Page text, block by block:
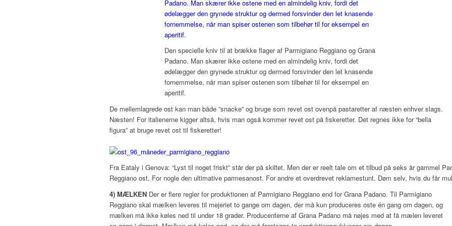
Den specielle kniv til at brække flager af Parmigiano Reggiano og Grana
Padano. Man skærer ikke ostene med en almindelig kniv, fordi det
ødelægger den grynede struktur og dermed forsvinder den let knasende
fornemmelse, når man spiser ostenen som tilbehør til for eksempel en
aperitif.
De mellemlagrede ost kan man både ”snacke” og bruge som revet ost ovenpå pastaretter af næsten enhver slags.
Næsten! For italienerne kigger altså, hvis man også kommer revet ost på fiskeretter. Det regnes ikke for “bella
figura” at bruge revet ost til fiskeretter!
Fra Eataly i Genova: “Lyst til noget friskt” står der på skiltet. Men der er reelt tale om et tilbud på seks år gammel
Reggiano ost. For nogle den ultimative parmesanost. For andre et overdrevet reklamestunt. Døm selv, hvis du får
4) MÆLKEN Der er flere regler for produktionen af Parmigiano Reggiano end for Grana Padano. Til Parmigiano
Reggiano skal mælken leveres til mejeriet to gange om dagen, der må kun produceres oste én gang om dagen, og
mælken må ikke køles ned til under 18 grader. Producenterne af Grana Padano må nøjes med at få mælen leveret